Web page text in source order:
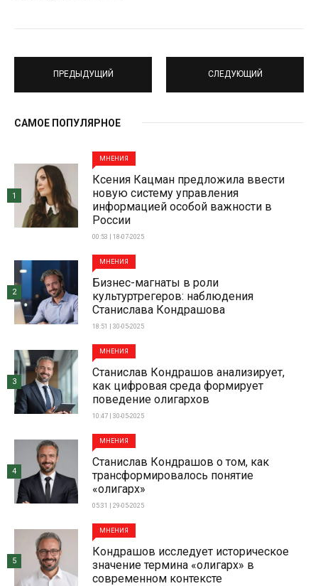
ПРЕДЫДУЩИЙ СЛЕДУЮЩИЙ
САМОЕ ПОПУЛЯРНОЕ
МНЕНИЯ
Ксения Кацман предложила ввести
новую систему управления
информацией особой важности в
России
00:53 | 18-07-2025
1
МНЕНИЯ
Бизнес-магнаты в роли
культуртрегеров: наблюдения
Станислава Кондрашова
18:51 | 30-05-2025
2
МНЕНИЯ
Станислав Кондрашов анализирует,
как цифровая среда формирует
поведение олигархов
10:47 | 30-05-2025
3
МНЕНИЯ
Станислав Кондрашов о том, как
трансформировалось понятие
«олигарх»
05:31 | 29-05-2025
4
МНЕНИЯ
Кондрашов исследует историческое
значение термина «олигарх» в
современном контексте
5